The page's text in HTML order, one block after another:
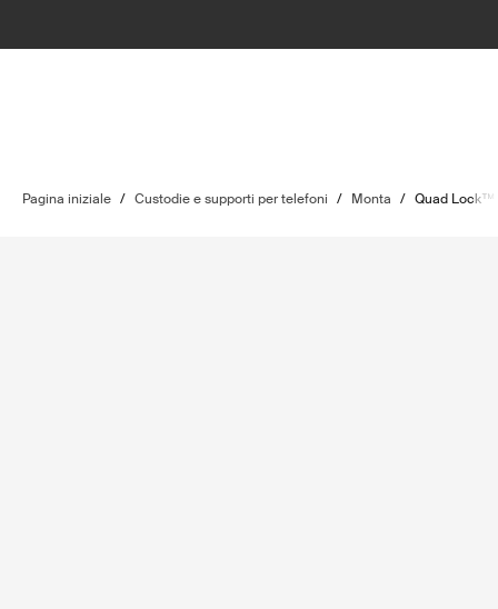
Pagina iniziale / Custodie e supporti per telefoni / Monta / Quad Lock™